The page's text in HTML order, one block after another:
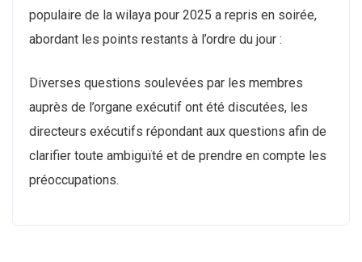
populaire de la wilaya pour 2025 a repris en soirée,
abordant les points restants à l’ordre du jour :
Diverses questions soulevées par les membres
auprès de l’organe exécutif ont été discutées, les
directeurs exécutifs répondant aux questions afin de
clarifier toute ambiguïté et de prendre en compte les
préoccupations.